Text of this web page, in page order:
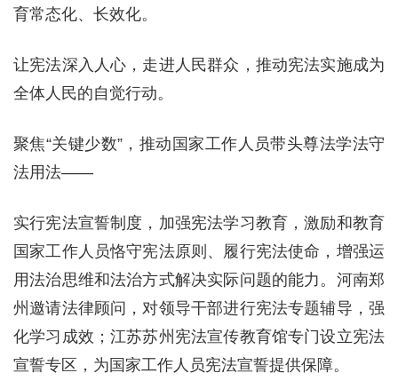
育常态化、长效化。
让宪法深入人心，走进人民群众，推动宪法实施成为
全体人民的自觉行动。
聚焦“关键少数”，推动国家工作人员带头尊法学法守
法用法——
实行宪法宣誓制度，加强宪法学习教育，激励和教育
国家工作人员恪守宪法原则、履行宪法使命，增强运
用法治思维和法治方式解决实际问题的能力。河南郑
州邀请法律顾问，对领导干部进行宪法专题辅导，强
化学习成效；江苏苏州宪法宣传教育馆专门设立宪法
宣誓专区，为国家工作人员宪法宣誓提供保障。